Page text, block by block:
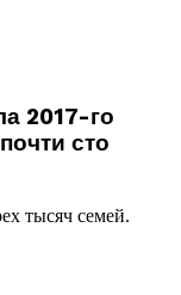
2017-го
сто
тысяч семей.